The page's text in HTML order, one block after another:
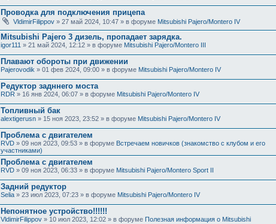
Проводка для подключения прицепа
VldimirFilippov » 27 май 2024, 10:47 » в форуме Mitsubishi Pajero/Montero IV
Mitsubishi Pajero 3 дизель, пропадает зарядка.
igor111 » 21 май 2024, 12:12 » в форуме Mitsubishi Pajero/Montero III
Плавают обороты при движении
Pajerovodik » 01 фев 2024, 09:00 » в форуме Mitsubishi Pajero/Montero IV
Редуктор задннего моста
RDR » 16 янв 2024, 06:07 » в форуме Mitsubishi Pajero/Montero IV
Топливный бак
alextigerusn » 15 ноя 2023, 23:52 » в форуме Mitsubishi Pajero/Montero IV
Проблема с двигателем
RVD » 09 ноя 2023, 09:53 » в форуме Встречаем новичков (знакомство с клубом и его
участниками)
Проблема с двигателем
RVD » 09 ноя 2023, 06:33 » в форуме Mitsubishi Pajero/Montero Sport II
Задний редуктор
Selia » 23 июл 2023, 07:23 » в форуме Mitsubishi Pajero/Montero IV
Непонятное устройство!!!!!!
VldimirFilippov » 10 июл 2023, 12:02 » в форуме Полезная информация о Mitsubishi